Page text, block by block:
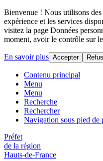
Bienvenue ! Nous utilisons
expérience et les services
visitez la page Données
moment, avoir le contrôle sur
En savoir plus Accepter
Contenu principal
Menu
Menu
Recherche
Rechercher
Navigation sous pied de
Préfet
de la région
Hauts-de-France